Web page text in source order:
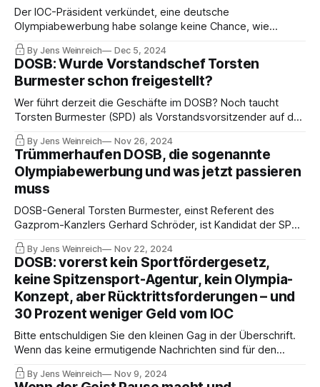
Der IOC-Präsident verkündet, eine deutsche
Olympiabewerbung habe solange keine Chance, wie
Deutschland sich nicht den IOC-Forderungen unterwerfe
und den Staatssportlern Wladimir Putins volle
Bewegungsfreiheit garantiere. Der DOSB, eben noch unter
SPD-Kontrolle, hat schon einen CDU-Mann verpflichtet.
By Jens Weinreich Dec 5, 2024
DOSB: Wurde Vorstandschef Torsten
Burmester schon freigestellt?
Wer führt derzeit die Geschäfte im DOSB? Noch taucht
Torsten Burmester (SPD) als Vorstandsvorsitzender auf der
Webseite auf. In Landessportbünden und Fachverbänden
aber war ein Top-Diskussionsthema des Tages, ob es eine
Information des Präsidium an den Vorstand zu seiner
Freistellung gab.
By Jens Weinreich Nov 26, 2024
Trümmerhaufen DOSB, die sogenannte
Olympiabewerbung und was jetzt passieren
muss
DOSB-General Torsten Burmester, einst Referent des
Gazprom-Kanzlers Gerhard Schröder, ist Kandidat der SPD
für die Oberbürgermeister-Wahl in Köln. Der DOSB reagiert
mit einer schnippischen Erklärung: Der Posten wird neu
besetzt. Auch Präsident Thomas Weikert wird sich kaum im
Amt halten können.
By Jens Weinreich Nov 22, 2024
DOSB: vorerst kein Sportfördergesetz,
keine Spitzensport-Agentur, kein Olympia-
Konzept, aber Rücktrittsforderungen – und
30 Prozent weniger Geld vom IOC
Bitte entschuldigen Sie den kleinen Gag in der Überschrift.
Wenn das keine ermutigende Nachrichten sind für den
deutschen Verbandssport! Panik-Attacken in der DOSB-
Zentrale? Ich habe Ihnen den aktuellen Stand kurz
By Jens Weinreich Nov 9, 2024